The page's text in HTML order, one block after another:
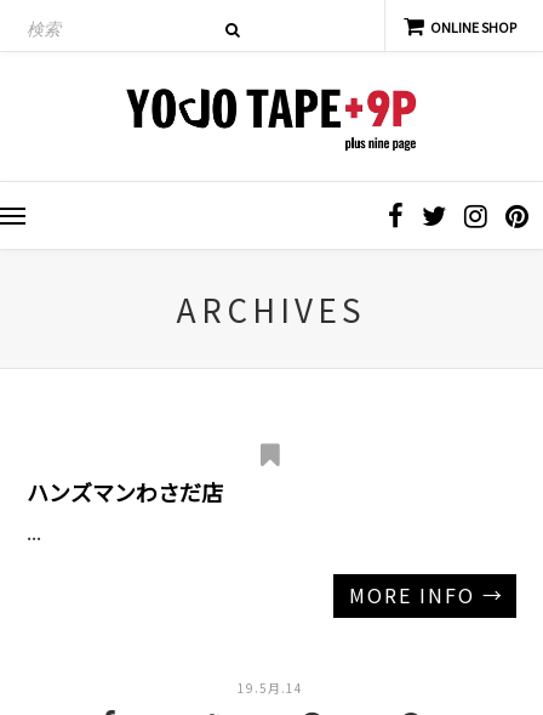
ARCHIVES
ハンズマンわさだ店
...
MORE INFO →
19.5月.14